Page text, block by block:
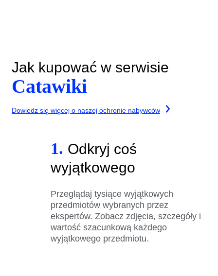
Jak kupować w serwisie
Catawiki
Dowiedz się więcej o naszej ochronie nabywców
1. Odkryj coś
wyjątkowego
Przeglądaj tysiące wyjątkowych
przedmiotów wybranych przez
ekspertów. Zobacz zdjęcia, szczegóły i
wartość szacunkową każdego
wyjątkowego przedmiotu.